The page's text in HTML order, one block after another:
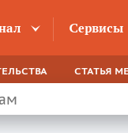
Сервисы
СТАТЬЯ